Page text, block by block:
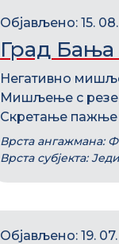
Објављено: 15.
Град Бања
Негативно
Мишљење с
Скретање пажње
Врста ангажмана:
Врста субјекта:
Објављено: 19.